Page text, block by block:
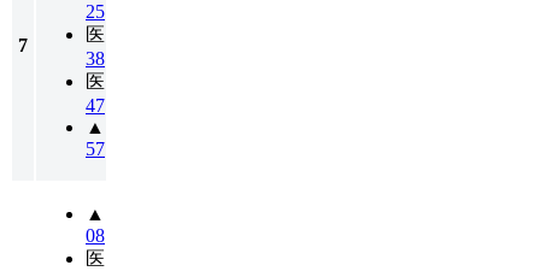
7
25
医
38
医
47
▲
57
▲
08
医